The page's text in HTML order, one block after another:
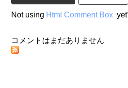
Not using Html Comment Box
コメントはまだありません